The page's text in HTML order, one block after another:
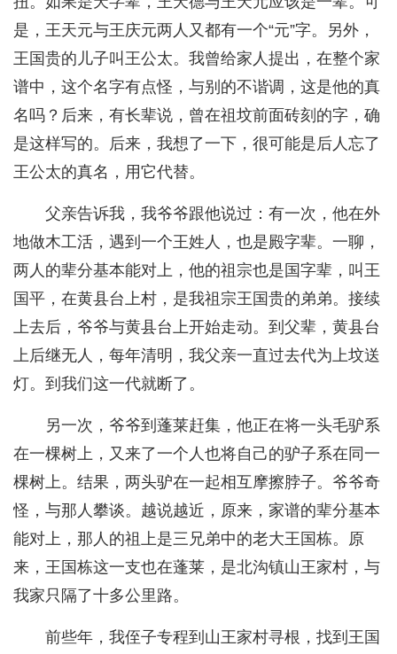
是，王天元与王庆元两人又都有一个“元”字。另外，
王国贵的儿子叫王公太。我曾给家人提出，在整个家
谱中，这个名字有点怪，与别的不谐调，这是他的真
名吗？后来，有长辈说，曾在祖坟前面砖刻的字，确
是这样写的。后来，我想了一下，很可能是后人忘了
王公太的真名，用它代替。
父亲告诉我，我爷爷跟他说过：有一次，他在外
地做木工活，遇到一个王姓人，也是殿字辈。一聊，
两人的辈分基本能对上，他的祖宗也是国字辈，叫王
国平，在黄县台上村，是我祖宗王国贵的弟弟。接续
上去后，爷爷与黄县台上开始走动。到父辈，黄县台
上后继无人，每年清明，我父亲一直过去代为上坟送
灯。到我们这一代就断了。
另一次，爷爷到蓬莱赶集，他正在将一头毛驴系
在一棵树上，又来了一个人也将自己的驴子系在同一
棵树上。结果，两头驴在一起相互摩擦脖子。爷爷奇
怪，与那人攀谈。越说越近，原来，家谱的辈分基本
能对上，那人的祖上是三兄弟中的老大王国栋。原
来，王国栋这一支也在蓬莱，是北沟镇山王家村，与
我家只隔了十多公里路。
前些年，我侄子专程到山王家村寻根，找到王国